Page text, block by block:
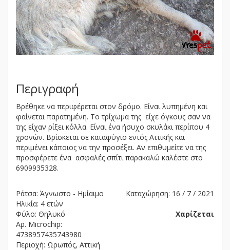
Περιγραφή
Βρέθηκε να περιφέρεται στον δρόμο. Είναι λυπημένη και
φαίνεται παρατημένη. Το τρίχωμα της είχε όγκους σαν να
της είχαν ρίξει κόλλα. Είναι ένα ήσυχο σκυλάκι περίπου 4
χρονών. Βρίσκεται σε καταφύγιο εντός Αττικής και
περιμένει κάποιος να την προσέξει. Αν επιθυμείτε να της
προσφέρετε ένα ασφαλές σπίτι παρακαλώ καλέστε στο
6909935328.
Ράτσα: Άγνωστο - Ημίαιμο
Ηλικία: 4 ετών
Φύλο: Θηλυκό
Αρ. Microchip:
4738957435743980
Περιοχή: Ωρωπός, Αττική
Καταχώρηση: 16 / 7 / 2021
Χαρίζεται